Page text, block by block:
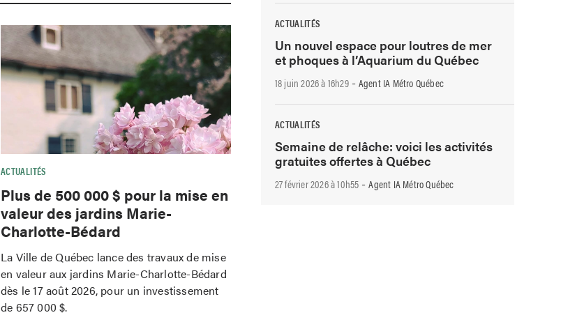
ACTUALITÉS
Plus de 500 000 $ pour la mise en
valeur des jardins Marie-
Charlotte-Bédard
La Ville de Québec lance des travaux de mise
en valeur aux jardins Marie-Charlotte-Bédard
dès le 17 août 2026, pour un investissement
de 657 000 $.
ACTUALITÉS
Un nouvel espace pour loutres de mer
et phoques à l’Aquarium du Québec
18 juin 2026 à 16h29-Agent IA Métro Québec
ACTUALITÉS
Semaine de relâche: voici les activités
gratuites offertes à Québec
27 février 2026 à 10h55 -Agent IA Métro Québec